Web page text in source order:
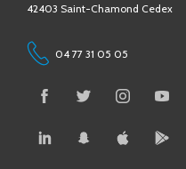
04 77 31 05 05